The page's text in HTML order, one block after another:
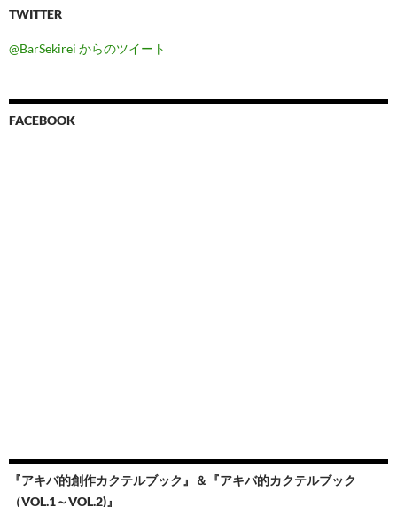
TWITTER
@BarSekirei からのツイート
FACEBOOK
『アキバ的創作カクテルブック』＆『アキバ的カクテルブック
（VOL.1～VOL.2)』